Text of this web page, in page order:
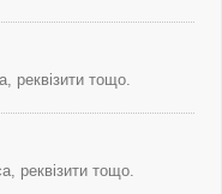
реквізити тощо.
реквізити тощо.